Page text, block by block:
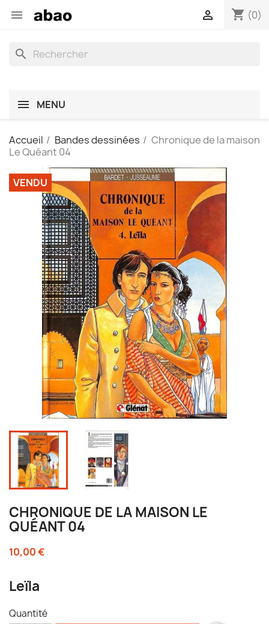
 shopping_cart (0)

search
MENU
Accueil Bandes dessinées
Chronique de la maison
Le Quéant 04
VENDU
CHRONIQUE DE LA MAISON LE
QUÉANT 04
10,00 €
Leïla
Quantité